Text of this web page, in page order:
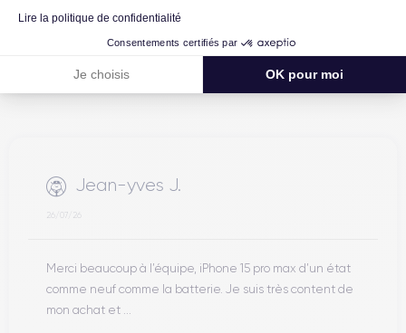
Lire la politique de confidentialité
Consentements certifiés par
Je choisis OK pour moi
Jean-yves J.
26/07/26
Merci beaucoup à l’équipe, iPhone 15 pro max d’un état
comme neuf comme la batterie. Je suis très content de
mon achat et ...